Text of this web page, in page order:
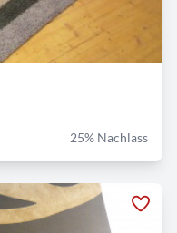
25% Nachlass